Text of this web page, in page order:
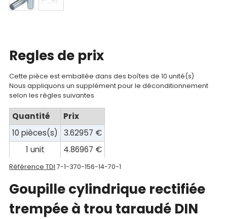
compte
Contact
Regles de prix
Cette pièce est emballée dans des boîtes de 10 unité(s)
Nous appliquons un supplément pour le déconditionnement
selon les règles suivantes
Quantité
Prix
10 pièces(s)
3.62957 €
1 unit
4.86967 €
Référence TDI 7-1-370-156-14-70-1
Goupille cylindrique rectifiée
trempée à trou taraudé DIN